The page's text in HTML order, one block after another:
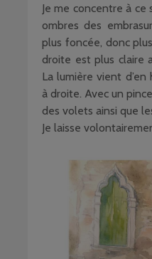
Je me concentre à
ombres des
plus foncée, donc
droite est plus claire
La lumière vient d’en
à droite. Avec un
des volets ainsi que
Je laisse